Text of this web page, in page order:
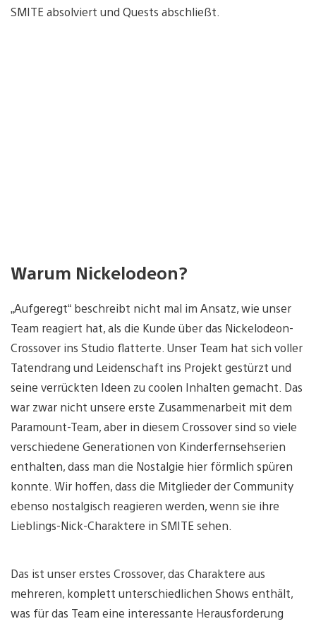
SMITE absolviert und Quests abschließt.
Warum Nickelodeon?
„Aufgeregt“ beschreibt nicht mal im Ansatz, wie unser
Team reagiert hat, als die Kunde über das Nickelodeon-
Crossover ins Studio flatterte. Unser Team hat sich voller
Tatendrang und Leidenschaft ins Projekt gestürzt und
seine verrückten Ideen zu coolen Inhalten gemacht. Das
war zwar nicht unsere erste Zusammenarbeit mit dem
Paramount-Team, aber in diesem Crossover sind so viele
verschiedene Generationen von Kinderfernsehserien
enthalten, dass man die Nostalgie hier förmlich spüren
konnte. Wir hoffen, dass die Mitglieder der Community
ebenso nostalgisch reagieren werden, wenn sie ihre
Lieblings-Nick-Charaktere in SMITE sehen.
Das ist unser erstes Crossover, das Charaktere aus
mehreren, komplett unterschiedlichen Shows enthält,
was für das Team eine interessante Herausforderung